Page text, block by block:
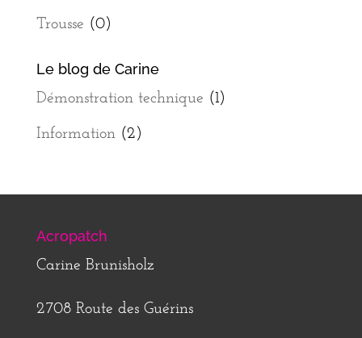
Trousse (0)
Le blog de Carine
Démonstration technique (1)
Information(2)
Acropatch
Carine Brunisholz
2708 Route des Guérins